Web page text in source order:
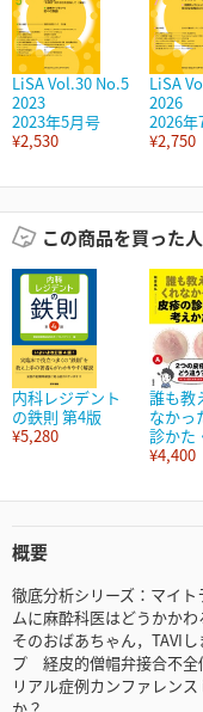
LiSA Vol.30 No.5
2023
2023年5月号
¥2,530
LiSA
2026
2026年
¥2,750
この商品を買った
内科レジデント
の鉄則 第4版
¥5,280
誰も教
なかっ
診かた
¥4,400
概要
徹底分析シリーズ：マイ
ムに麻酔科医はどうかか
そのおばあちゃん，TAVI
プ 経皮的僧帽弁接合不全
リアル症例カンファレン